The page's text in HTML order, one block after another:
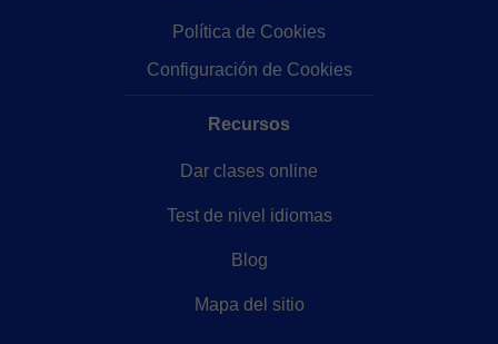
Política de Cookies
Configuración de Cookies
Recursos
Dar clases online
Test de nivel idiomas
Blog
Mapa del sitio